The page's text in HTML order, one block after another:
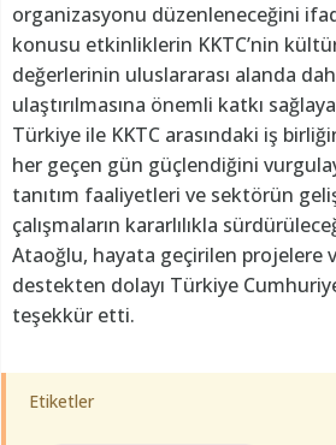
organizasyonu düzenleneceğini
konusu etkinliklerin KKTC’nin
değerlerinin uluslararası alanda
ulaştırılmasına önemli katkı
Türkiye ile KKTC arasındaki iş
her geçen gün güçlendiğini
tanıtım faaliyetleri ve sektörün
çalışmaların kararlılıkla
Ataoğlu, hayata geçirilen projelere
destekten dolayı Türkiye
teşekkür etti.
Etiketler